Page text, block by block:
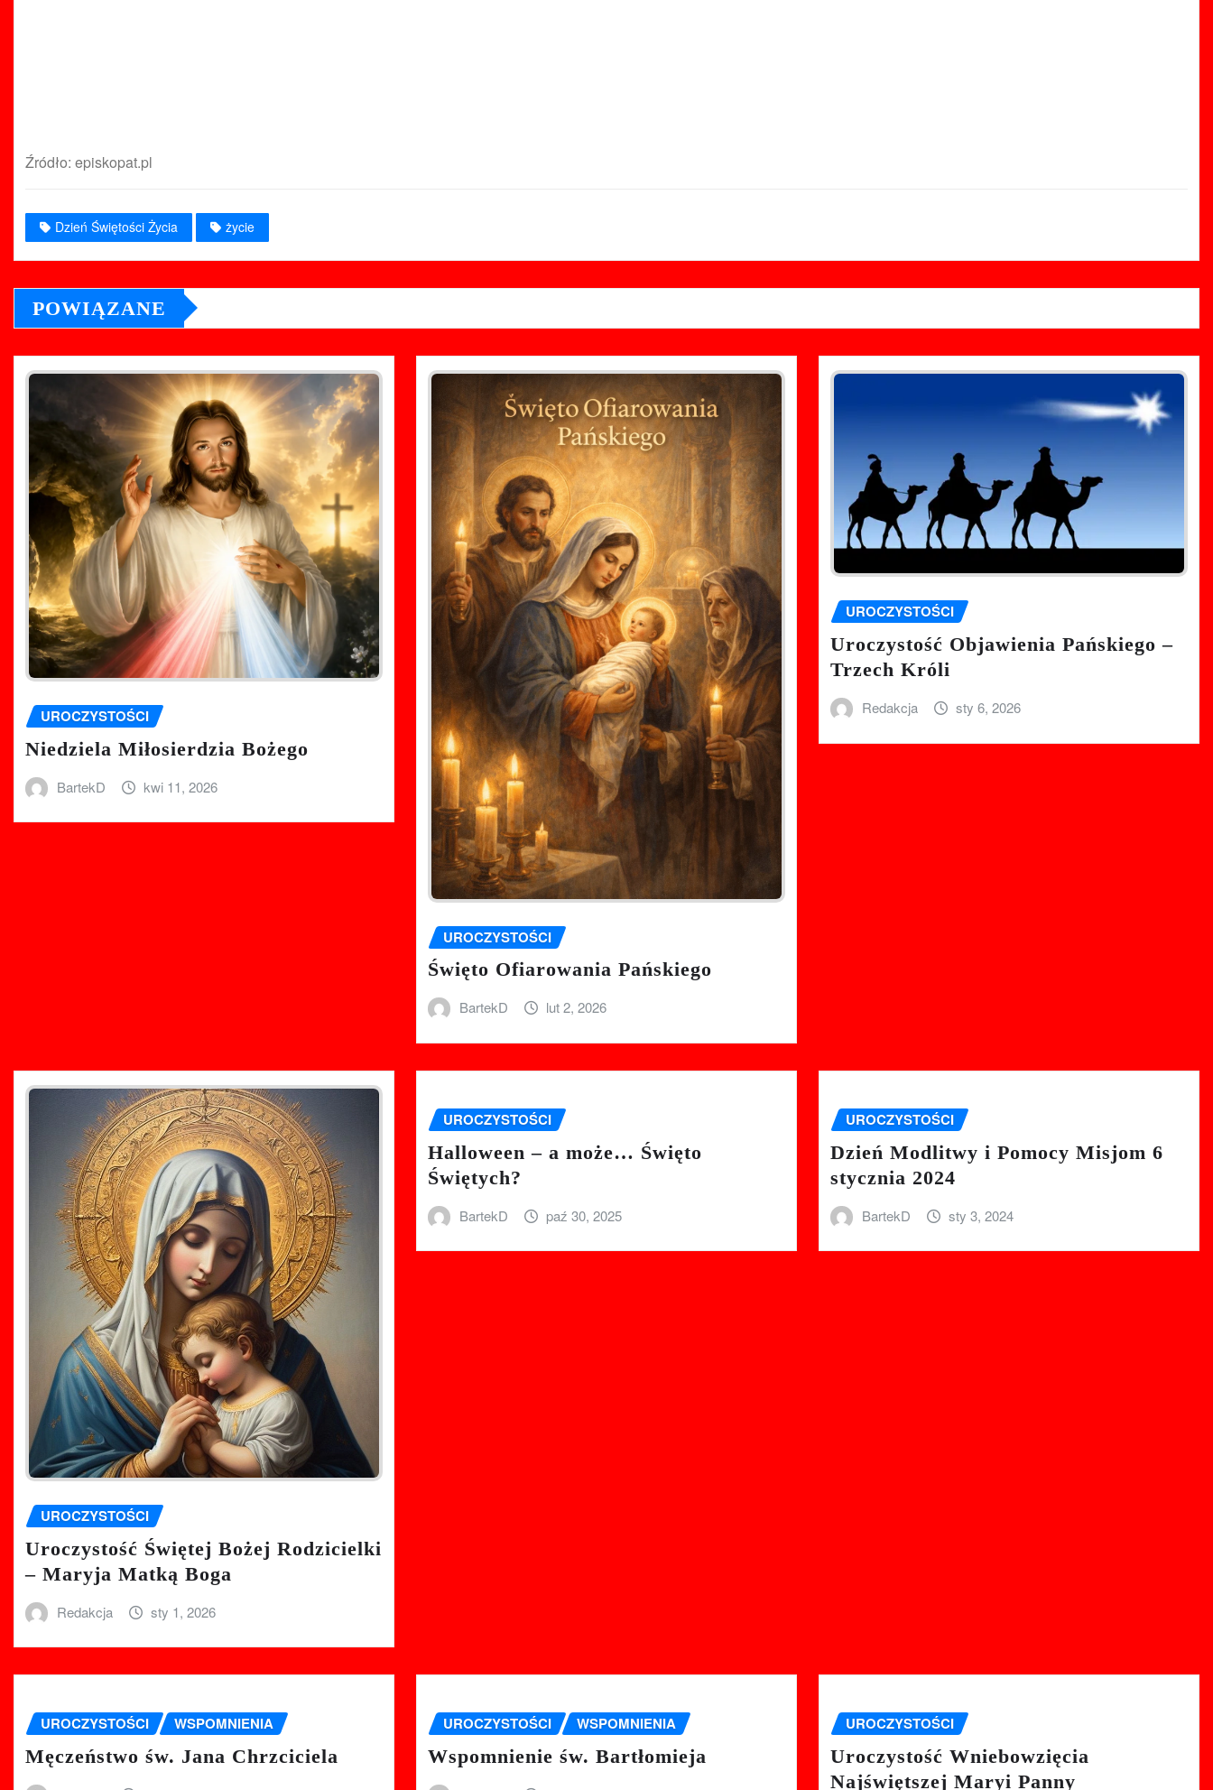
Źródło: episkopat.pl
Dzień Świętości Życia życie
POWIĄZANE
UROCZYSTOŚCI
Niedziela Miłosierdzia Bożego
BartekD kwi 11, 2026
UROCZYSTOŚCI
Święto Ofiarowania Pańskiego
BartekD lut 2, 2026
UROCZYSTOŚCI
Uroczystość Objawienia Pańskiego –
Trzech Króli
Redakcja sty 6, 2026
UROCZYSTOŚCI
Uroczystość Świętej Bożej Rodzicielki
– Maryja Matką Boga
Redakcja sty 1, 2026
UROCZYSTOŚCI
Halloween – a może… Święto
Świętych?
BartekD paź 30, 2025
UROCZYSTOŚCI
Dzień Modlitwy i Pomocy Misjom 6
stycznia 2024
BartekD sty 3, 2024
UROCZYSTOŚCI WSPOMNIENIA
Męczeństwo św. Jana Chrzciciela
UROCZYSTOŚCI WSPOMNIENIA
Wspomnienie św. Bartłomieja
UROCZYSTOŚCI
Uroczystość Wniebowzięcia
Najświętszej Maryi Panny